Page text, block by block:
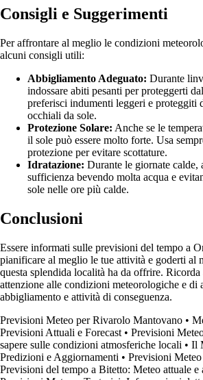
Consigli e Suggerimenti
Per affrontare al meglio le condizioni
alcuni consigli utili:
Abbigliamento Adeguato: Durante
indossare abiti pesanti per proteggerti
preferisci indumenti leggeri e proteggiti
occhiali da sole.
Protezione Solare: Anche se le
il sole può essere molto forte. Usa
protezione per evitare scottature.
Idratazione: Durante le giornate calde,
sufficienza bevendo molta acqua e
sole nelle ore più calde.
Conclusioni
Essere informati sulle previsioni del tempo a
pianificare al meglio le tue attività e goderti al
questa splendida località ha da offrire. Ricorda
attenzione alle condizioni meteorologiche e di
abbigliamento e attività di conseguenza.
Previsioni Meteo per Rivarolo Mantovano •
Previsioni Attuali e Forecast • Previsioni
sapere sulle condizioni atmosferiche locali • Il
Predizioni e Aggiornamenti • Previsioni
Previsioni del tempo a Bitetto: Meteo attuale e